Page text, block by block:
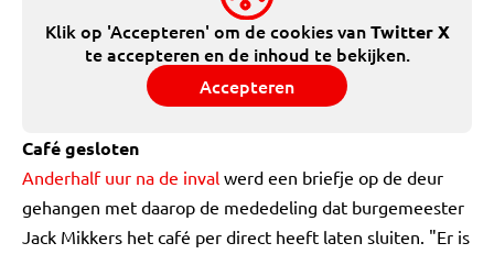
Klik op 'Accepteren' om de cookies vanTwitter X
te accepteren en de inhoud te bekijken.
Accepteren
Café gesloten
Anderhalf uur na de inval werd een briefje op de deur
gehangen met daarop de mededeling dat burgemeester
Jack Mikkers het café per direct heeft laten sluiten. "Er is